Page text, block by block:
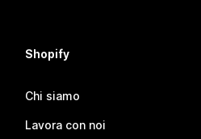
Shopify
Chi siamo
Lavora con noi